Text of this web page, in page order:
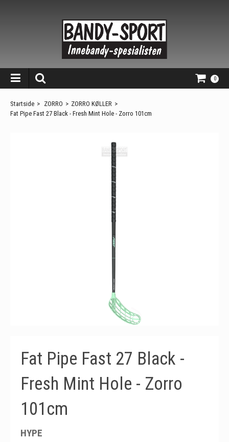
0
Startside > ZORRO > ZORRO KØLLER >
Fat Pipe Fast 27 Black - Fresh Mint Hole - Zorro 101cm
Fat Pipe Fast 27 Black -
Fresh Mint Hole - Zorro
101cm
HYPE